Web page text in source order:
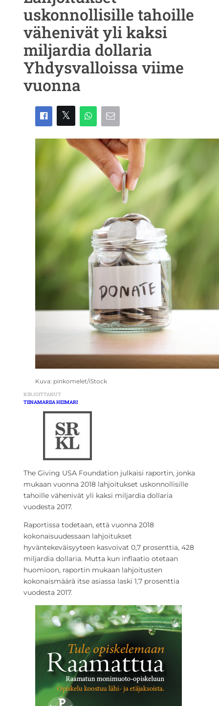
uskonnollisille tahoille
vähenivät yli kaksi
miljardia dollaria
Yhdysvalloissa viime
vuonna
Kuva: pinkomelet/iStock
KIRJOITTANUT
TIINAMARIIA HEIMARI
The Giving USA Foundation julkaisi raportin, jonka
mukaan vuonna 2018 lahjoitukset uskonnollisille
tahoille vähenivät yli kaksi miljardia dollaria
vuodesta 2017.
Raportissa todetaan, että vuonna 2018
kokonaisuudessaan lahjoitukset
hyväntekeväisyyteen kasvoivat 0,7 prosenttia, 428
miljardia dollaria. Mutta kun inflaatio otetaan
huomioon, raportin mukaan lahjoitusten
kokonaismäärä itse asiassa laski 1,7 prosenttia
vuodesta 2017.